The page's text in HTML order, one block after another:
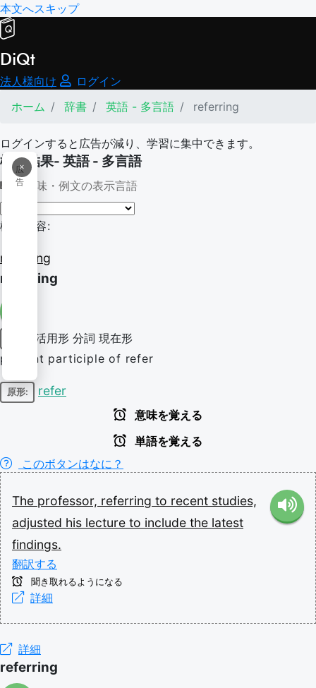
本文へスキップ
DiQt
法人様向け
ログイン
ホーム
辞書 英語 - 多言語 referring
ログインすると広告が減り、学習に集中できます。
×
広
告
検索結果- 英語 - 多言語
意味・例文の表示言語
検索内容:
referring
referring
活用形 分詞 現在形
present participle of refer
原形: refer
意味を覚える
単語を覚える
このボタンはなに？
The professor, referring to recent studies,
adjusted his lecture to include the latest
findings.
翻訳する
聞き取れるようになる
詳細
詳細
referring